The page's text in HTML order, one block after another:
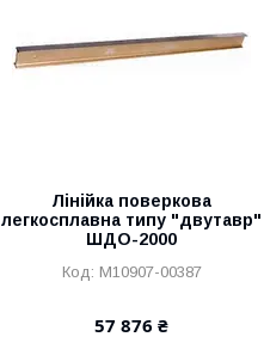
Лінійка поверкова
легкосплавна типу "двутавр"
ШДО-2000
M10907-00387
57 876 ₴